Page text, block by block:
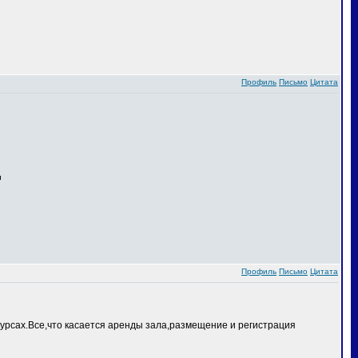
Профиль Письмо Цитата
Профиль Письмо Цитата
касается аренды зала,размещение и регистрация